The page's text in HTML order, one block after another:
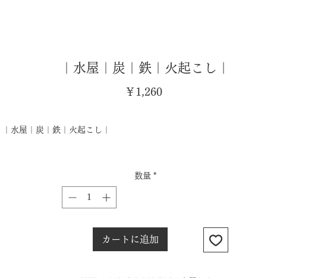
｜水屋｜炭｜鉄｜火起こし｜
￥1,260価
｜水屋｜炭｜鉄｜火起こし｜
数量 *
カートに追加